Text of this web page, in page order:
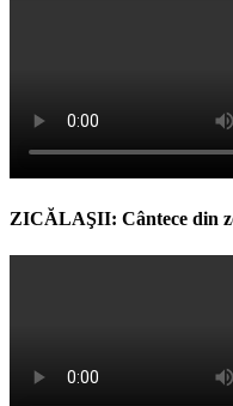
ZICĂLAŞII: Cântece din